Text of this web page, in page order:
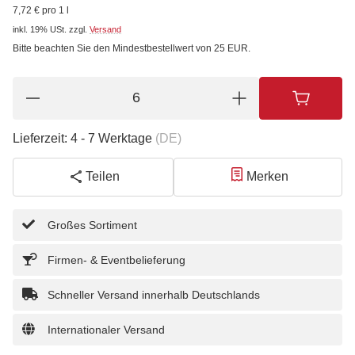
7,72 € pro 1 l
inkl. 19% USt. zzgl. Versand
Bitte beachten Sie den Mindestbestellwert von 25 EUR.
Lieferzeit: 4 - 7 Werktage (DE)
Teilen Merken
Großes Sortiment
Firmen- & Eventbelieferung
Schneller Versand innerhalb Deutschlands
Internationaler Versand